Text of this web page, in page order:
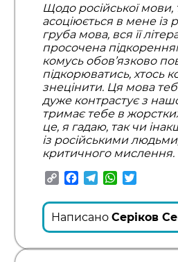
Щодо російської мови,
асоціюється в мене із
груба мова, вся її
просочена
комусь обов’язково
підкорюватись, хтось
знецінити. Ця мова
дуже контрастує з
тримає тебе в
це, я гадаю, так чи
із російськими
критичного мислення.
CopyFacebook
TelegramWhatsApp
Написано Серіков